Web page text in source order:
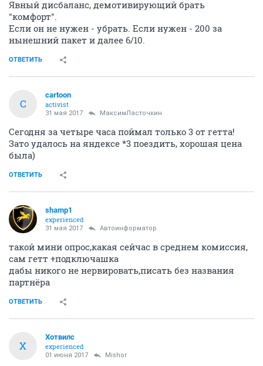
Явный дисбаланс, демотивирующий брать
"комфорт".
Если он не нужен - убрать. Если нужен - 200 за
нынешний пакет и далее 6/10.
ОТВЕТИТЬ
C
cartoon
activist
31 мая 2017 МаксимЛасточкин
Сегодня за четыре часа поймал только 3 от гетта!
Зато удалось на яндексе *3 поездить, хорошая цена
была)
ОТВЕТИТЬ
shamp1
experienced
31 мая 2017 Автоинформатор
такой мини опрос,какая сейчас в среднем комиссия,
сам гетт +подключашка
дабы никого не нервировать,писать без названия
партнёра
ОТВЕТИТЬ
Х
Хотвилс
experienced
01 июня 2017 Mishor